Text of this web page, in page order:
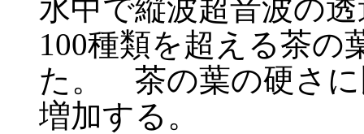
水中で縦波超音波の
100種類を超える茶の
た。 茶の葉の硬さに
増加する。